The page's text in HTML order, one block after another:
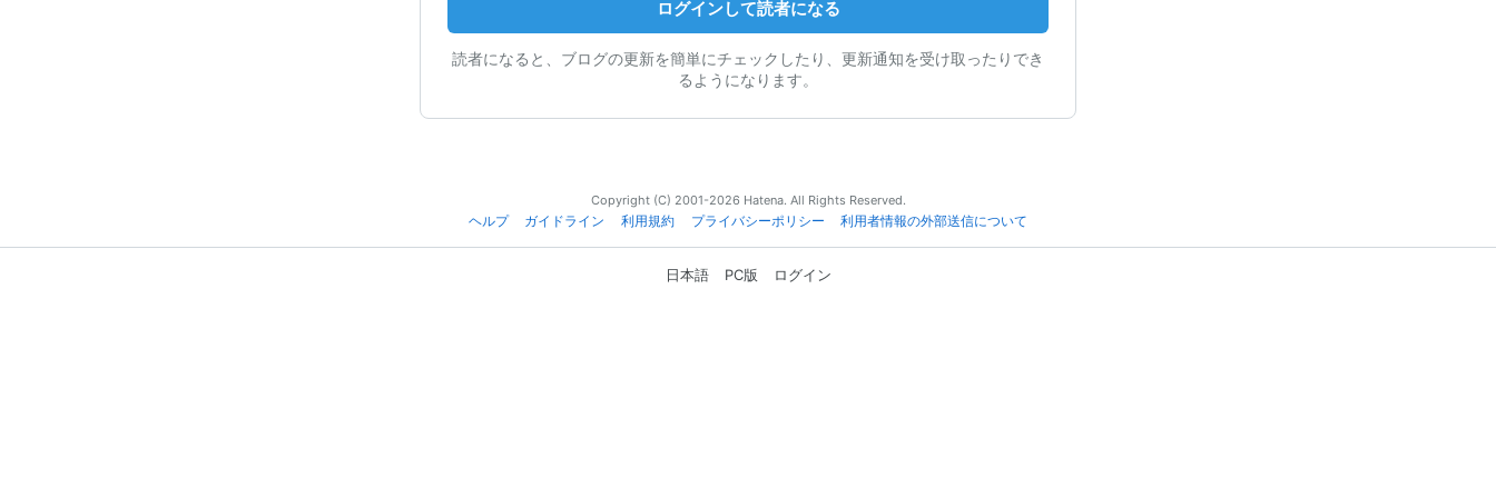
ログインして読者になる
読者になると、ブログの更新を簡単にチェックしたり、更新通知を受け取ったりでき
るようになります。
Copyright (C) 2001-2026 Hatena. All Rights Reserved.
ヘルプ
ガイドライン 利用規約 プライバシーポリシー 利用者情報の外部送信について
日本語 PC版 ログイン